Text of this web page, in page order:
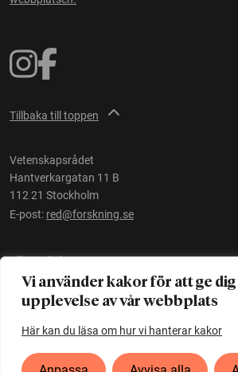
Vi använder kakor för att ge
upplevelse av vår webbplats
Här kan du läsa om hur vi hanterar kakor
Tillbaka till toppen
Vetenskapsrådet
Hantverkargatan 11 B
112 21 Stockholm
E-post: red@forskning.se
Tillgänglighet
Ett initiativ avVetenskapsrådet